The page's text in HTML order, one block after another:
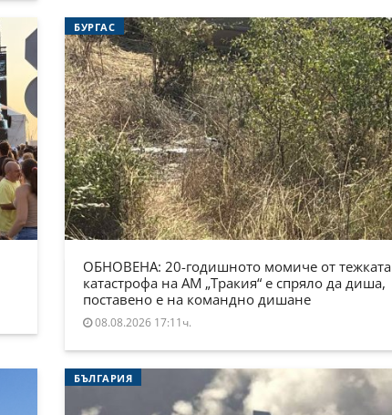
БУРГАС
ОБНОВЕНА: 20-годишното момиче от тежката
катастрофа на АМ „Тракия“ е спряло да диша,
поставено е на командно дишане
08.08.2026 17:11ч.
БЪЛГАРИЯ